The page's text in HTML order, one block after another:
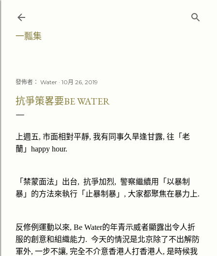
一瓢集
發佈者： Water 10月 26, 2019
抗爭策畧要BE WATER
上週五, 市面相對平靜, 我有同事久旱逢甘露, 往「老
蘭」 happy hour.
「禁蒙面法」出台, 抗爭加烈, 警察繼續用「以暴制
暴」的方法來執行「止暴制暴」 , 大家都聚焦在暴力上.
反修例運動以來, Be Water的年青示威者顯露出令人折
服的創意和組織能力. 今天的情況是北京除了不出解防
軍外, 一步不讓, 完全不介意香港人打香港人, 是時候我